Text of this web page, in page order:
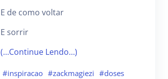
E de como voltar
E sorrir
(…Continue Lendo…)
#inspiracao #zackmagiezi #doses